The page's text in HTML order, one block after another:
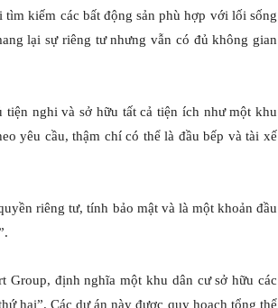
kiếm các bất động sản phù hợp với lối sống
lại sự riêng tư nhưng vẫn có đủ không gian
nghi và sở hữu tất cả tiện ích như một khu
yêu cầu, thậm chí có thể là đầu bếp và tài xế
riêng tư, tính bảo mật và là một khoản đầu
Group, định nghĩa một khu dân cư sở hữu các
hai”. Các dự án này được quy hoạch tổng thể